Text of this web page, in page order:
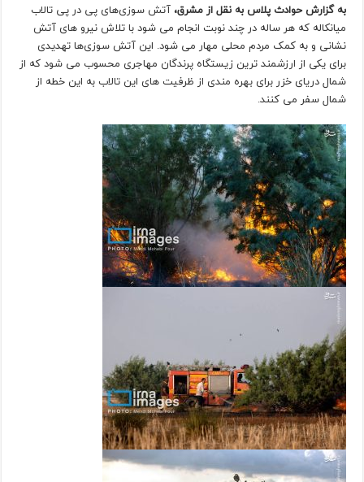
به گزارش حوادث پلاس به نقل از مشرق، آتش سوزی‌های پی در پی تالاب
میانکاله که هر ساله در چند نوبت انجام می شود با تلاش نیرو های آتش
نشانی و به کمک مردم محلی مهار می شود. این آتش سوزی‌ها تهدیدی
برای یکی از ارزشمند ترین زیستگاه پرندگان مهاجری محسوب می شود که از
شمال دریای خزر برای بهره مندی از ظرفیت های این تالاب به این خطه از
شمال سفر می کنند.